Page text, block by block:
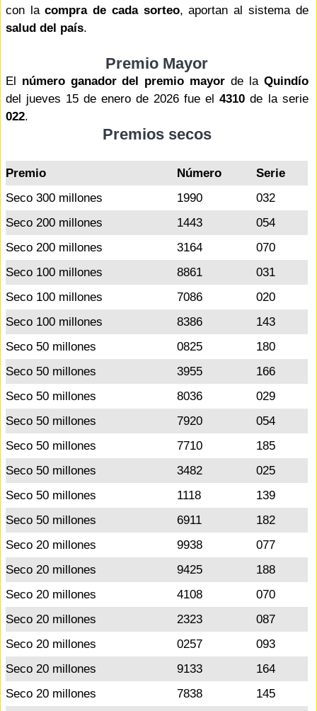
con lacompra de cada sorteo, aportan al sistema de
salud del país.
Premio Mayor
El número ganador del premio mayor de la Quindío
del jueves 15 de enero de 2026 fue el4310 de la serie
022.
Premios secos
Premio Número
Serie
Seco 300 millones
1990
032
Seco 200 millones
1443
054
Seco 200 millones
3164
070
Seco 100 millones
8861
031
Seco 100 millones
7086
020
Seco 100 millones
8386
143
Seco 50 millones
0825
180
Seco 50 millones
3955
166
Seco 50 millones
8036
029
Seco 50 millones
7920
054
Seco 50 millones
7710
185
Seco 50 millones
3482
025
Seco 50 millones
1118
139
Seco 50 millones
6911
182
Seco 20 millones
9938
077
Seco 20 millones
9425
188
Seco 20 millones
4108
070
Seco 20 millones
2323
087
Seco 20 millones
0257
093
Seco 20 millones
9133
164
Seco 20 millones
7838
145